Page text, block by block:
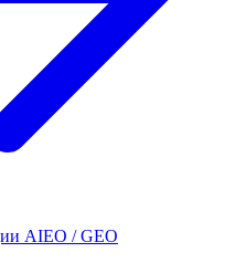
AIEO / GEO